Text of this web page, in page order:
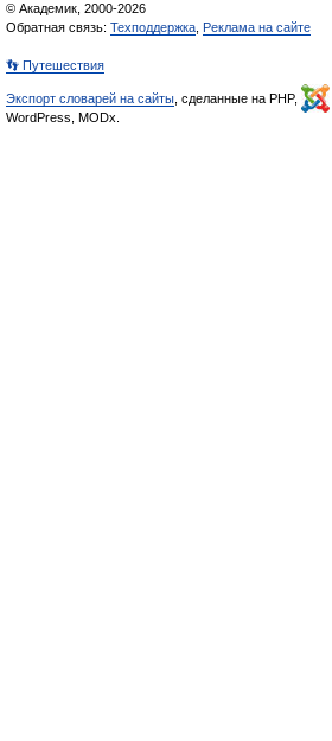
© Академик, 2000-2026
Обратная связь: Техподдержка Реклама на сайте
👣 Путешествия
Экспорт словарей на сайты , сделанные на PHP,
WordPress, MODx.